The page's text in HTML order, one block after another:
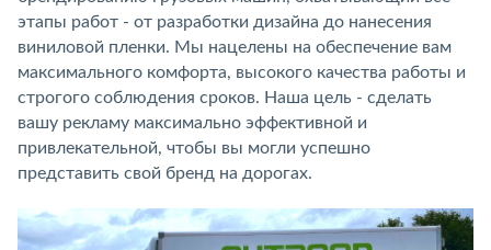
этапы работ - от разработки дизайна до нанесения
виниловой пленки. Мы нацелены на обеспечение вам
максимального комфорта, высокого качества работы и
строгого соблюдения сроков. Наша цель - сделать
вашу рекламу максимально эффективной и
привлекательной, чтобы вы могли успешно
представить свой бренд на дорогах.